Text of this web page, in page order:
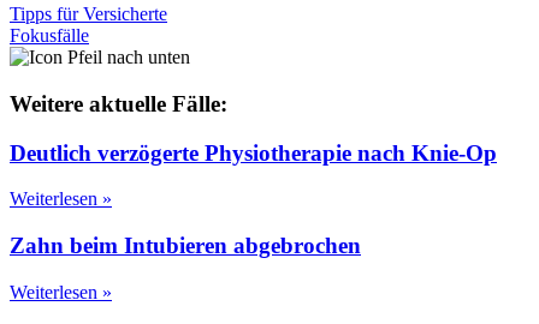
Tipps für Versicherte
Fokusfälle
Weitere aktuelle Fälle:
Deutlich verzögerte Physiotherapie nach Knie-Op
Weiterlesen »
Zahn beim Intubieren abgebrochen
Weiterlesen »